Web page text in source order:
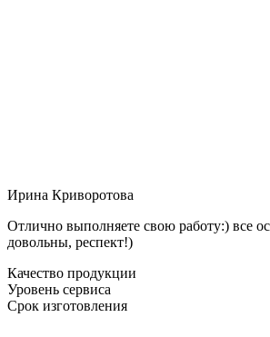
Ирина Криворотова
Отлично выполняете свою работу:) все
довольны, респект!)
Качество продукции
Уровень сервиса
Срок изготовления